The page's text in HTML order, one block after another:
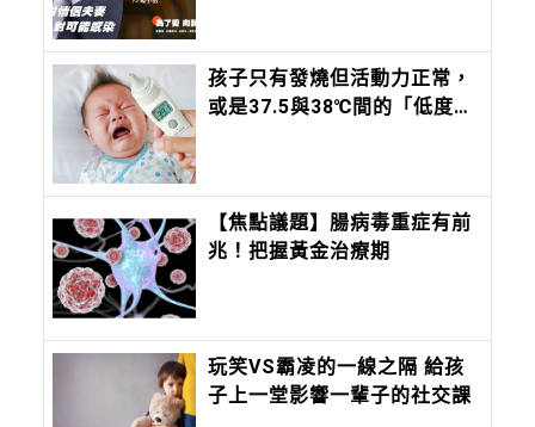
孩子只有發燒但活動力正常，
或是37.5與38℃間的「低度發
【焦點議題】腸病毒重症有前
兆！把握黃金治療期
玩笑VS霸凌的一線之隔 給孩
子上一堂影響一輩子的社交課